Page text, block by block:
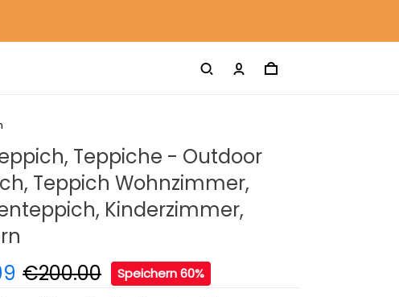
Teppiche - Outdoor
Teppich Wohnzimmer,
Kinderzimmer,
€200.00
Speichern 60%